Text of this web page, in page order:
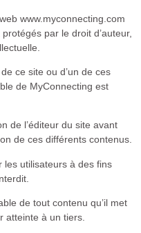
www.myconnecting.com
par le droit d’auteur,
ce site ou d’un de ces
de MyConnecting est
de l’éditeur du site avant
de ces différents contenus.
les utilisateurs à des fins
de tout contenu qu’il met
atteinte à un tiers.